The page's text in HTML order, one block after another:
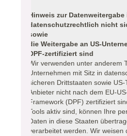
Hinweis zur Datenweitergabe
datenschutzrechtlich nicht
sowie
die Weitergabe an US-
DPF-zertifiziert sind
Wir verwenden unter anderem
Unternehmen mit Sitz in
sicheren Drittstaaten sowie
Anbieter nicht nach dem EU-
Framework (DPF) zertifiziert
Tools aktiv sind, können Ihre
Daten in diese Staaten
verarbeitet werden. Wir weisen